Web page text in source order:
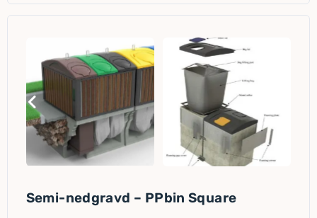
Semi-nedgravd – PPbin Square